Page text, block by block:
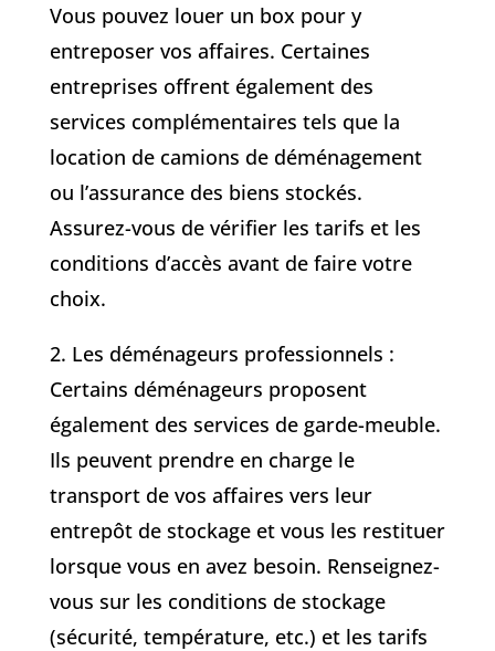
Vous pouvez louer un box pour y
entreposer vos affaires. Certaines
entreprises offrent également des
services complémentaires tels que la
location de camions de déménagement
ou l’assurance des biens stockés.
Assurez-vous de vérifier les tarifs et les
conditions d’accès avant de faire votre
choix.
2. Les déménageurs professionnels :
Certains déménageurs proposent
également des services de garde-meuble.
Ils peuvent prendre en charge le
transport de vos affaires vers leur
entrepôt de stockage et vous les restituer
lorsque vous en avez besoin. Renseignez-
vous sur les conditions de stockage
(sécurité, température, etc.) et les tarifs